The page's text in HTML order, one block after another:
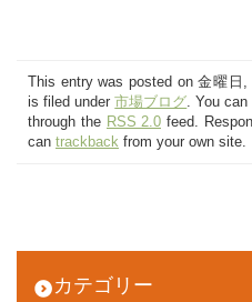
カテゴリー
This entry was posted on 金曜日
is filed under市場ブログ . You
through the RSS 2.0 feed.
can trackback from your own site.